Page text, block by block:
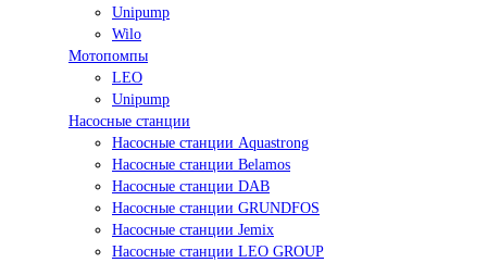
Unipump
Wilo
Мотопомпы
LEO
Unipump
Насосные станции
Насосные станции Aquastrong
Насосные станции Belamos
Насосные станции DAB
Насосные станции GRUNDFOS
Насосные станции Jemix
Насосные станции LEO GROUP